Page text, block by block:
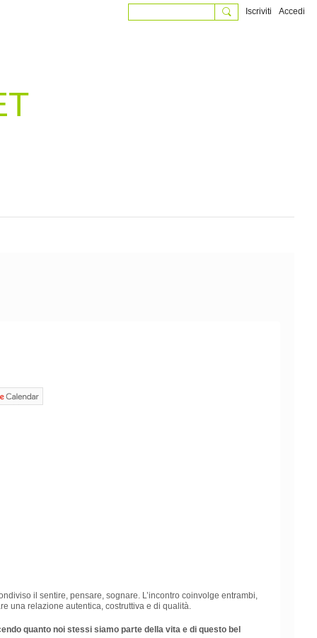
Iscriviti Accedi
il sentire, pensare, sognare. L’incontro coinvolge entrambi,
una relazione autentica, costruttiva e di qualità.
quanto noi stessi siamo parte della vita e di questo bel